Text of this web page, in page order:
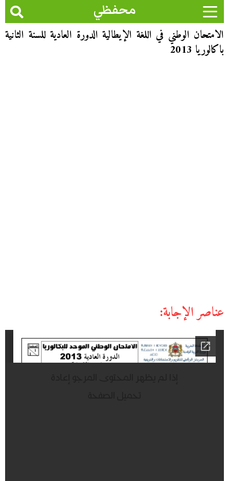
محفظي
الامتحان الوطني في اللغة الإيطالية الدورة العادية للسنة الثانية
باكالوريا 2013
عناصر الإجابة: